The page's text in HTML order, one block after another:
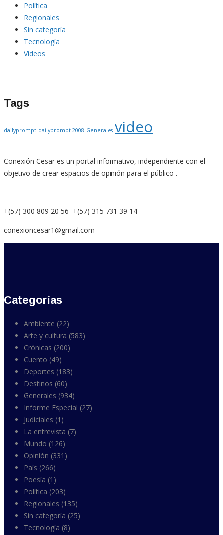
Política
Regionales
Sin categoría
Tecnología
Videos
Tags
dailyprompt dailyprompt-2008 Generales video
Conexión Cesar es un portal informativo, independiente con el
objetivo de crear espacios de opinión para el público .
+(57) 300 809 20 56 +(57) 315 731 39 14
conexioncesar1@gmail.com
Categorías
Ambiente (22)
Arte y cultura (583)
Crónicas (200)
Cuento (49)
Deportes (183)
Destinos (60)
Generales (934)
Informe Especial (27)
Judiciales (1)
La entrevista (7)
Mundo (126)
Opinión (331)
País (266)
Poesía (1)
Política (203)
Regionales (135)
Sin categoría (25)
Tecnología (8)